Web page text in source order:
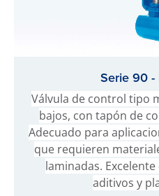
Serie 90
Válvula de control tipo
bajos, con tapón de
Adecuado para
que requieren
laminadas.
aditivos y